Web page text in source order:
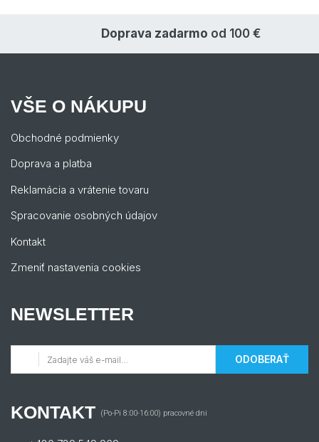
Doprava zadarmo od 100 €
VŠE O NÁKUPU
Obchodné podmienky
Doprava a platba
Reklamácia a vrátenie tovaru
Spracovanie osobných údajov
Kontakt
Zmeniť nastavenia cookies
NEWSLETTER
ODOBERAŤ
KONTAKT (Po-Pi 8:00-16:00) pracovné dni